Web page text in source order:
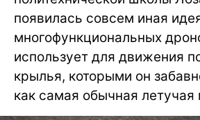
появилась совсем иная
многофункциональных
использует для движения
крылья, которыми он
как самая обычная